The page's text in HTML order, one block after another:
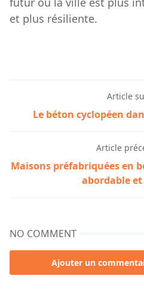
et plus résiliente.
Article
Le béton cyclopéen
Article
Maisons préfabriquées en
abordable
NO COMMENT
Ajouter un